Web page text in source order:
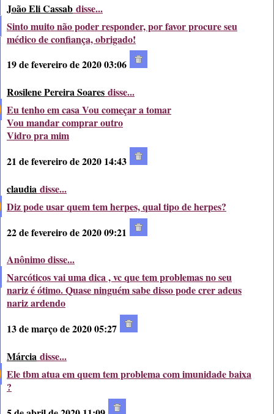
João Eli Cassab disse...
Sinto muito não poder responder, por favor procure seu
médico de confiança, obrigado!
19 de fevereiro de 2020 03:06
Rosilene Pereira Soares disse...
Eu tenho em casa Vou começar a tomar
Vou mandar comprar outro
Vidro pra mim
21 de fevereiro de 2020 14:43
claudia disse...
Diz pode usar quem tem herpes, qual tipo de herpes?
22 de fevereiro de 2020 09:21
Anônimo disse...
Narcóticos vai uma dica , vc que tem problemas no seu
nariz é ótimo. Quase ninguém sabe disso pode crer adeus
nariz ardendo
13 de março de 2020 05:27
Márcia disse...
Ele tbm atua em quem tem problema com imunidade baixa
?